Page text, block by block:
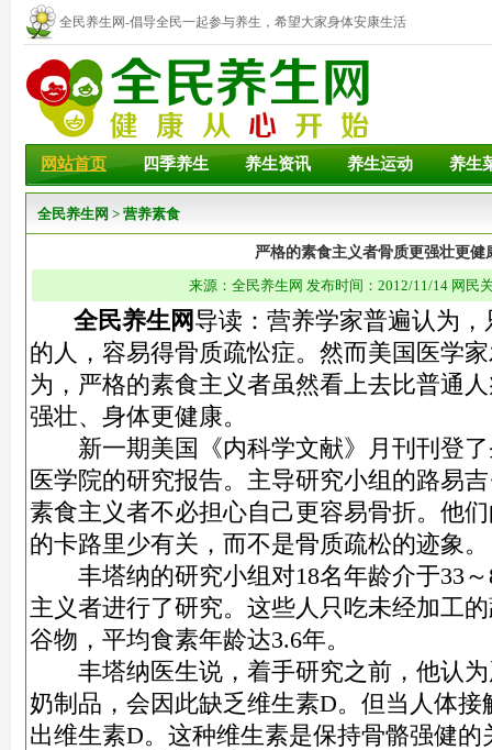
全民养生网-倡导全民一起参与养生，希望大家身体安康生活
幸福！
网站首页 四季养生 养生资讯 养生运动 养生
全民养生网 > 营养素食
严格的素食主义者骨质更强壮更健
来源：全民养生网 发布时间：2012/11/14 网民
全民养生网 导读：营养学家普遍认为
的人，容易得骨质疏忪症。然而美国医学
为，严格的素食主义者虽然看上去比普通
强壮、身体更健康。
新一期美国《内科学文献》月刊刊登了
医学院的研究报告。主导研究小组的路易
素食主义者不必担心自己更容易骨折。他
的卡路里少有关，而不是骨质疏松的迹象。
丰塔纳的研究小组对18名年龄介于33～
主义者进行了研究。这些人只吃未经加工
谷物，平均食素年龄达3.6年。
丰塔纳医生说，着手研究之前，他认为
奶制品，会因此缺乏维生素D。但当人体
出维生素D。这种维生素是保持骨骼强健